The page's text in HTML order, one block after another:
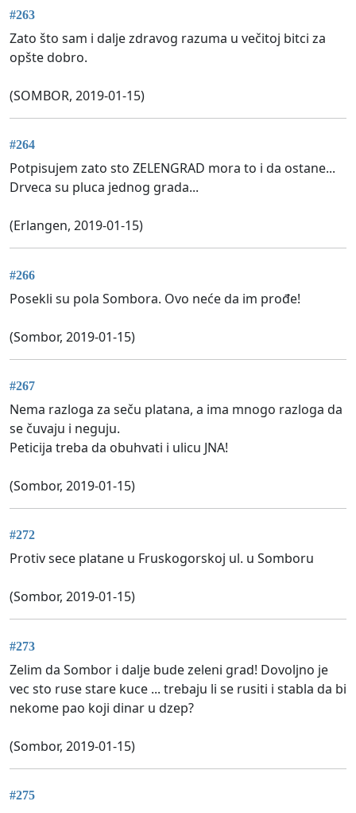
#263
Zato što sam i dalje zdravog razuma u večitoj bitci za
opšte dobro.
(SOMBOR, 2019-01-15)
#264
Potpisujem zato sto ZELENGRAD mora to i da ostane...
Drveca su pluca jednog grada...
(Erlangen, 2019-01-15)
#266
Posekli su pola Sombora. Ovo neće da im prođe!
(Sombor, 2019-01-15)
#267
Nema razloga za seču platana, a ima mnogo razloga da
se čuvaju i neguju.
Peticija treba da obuhvati i ulicu JNA!
(Sombor, 2019-01-15)
#272
Protiv sece platane u Fruskogorskoj ul. u Somboru
(Sombor, 2019-01-15)
#273
Zelim da Sombor i dalje bude zeleni grad! Dovoljno je
vec sto ruse stare kuce ... trebaju li se rusiti i stabla da bi
nekome pao koji dinar u dzep?
(Sombor, 2019-01-15)
#275